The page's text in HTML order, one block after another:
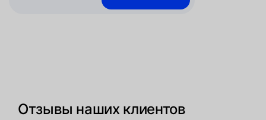
Отзывы наших клиентов